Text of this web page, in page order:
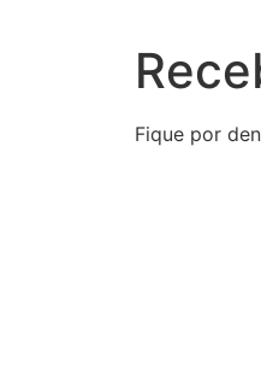
Fique por